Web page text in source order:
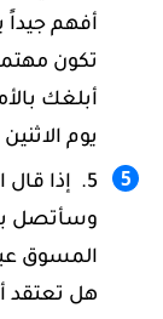
أفهم
تكون
أبلغك
يوم
إذا
وسأتصل
المسوق
هل